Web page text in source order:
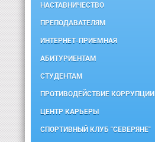
НАСТАВНИЧЕСТВО
ПРЕПОДАВАТЕЛЯМ
ИНТЕРНЕТ-ПРИЕМНАЯ
АБИТУРИЕНТАМ
СТУДЕНТАМ
ПРОТИВОДЕЙСТВИЕ КОРРУПЦИИ
ЦЕНТР КАРЬЕРЫ
СПОРТИВНЫЙ КЛУБ "СЕВЕРЯНЕ"